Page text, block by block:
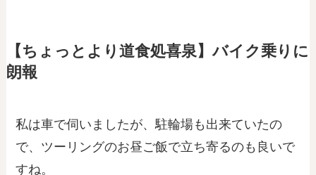
【ちょっとより道食処喜泉】バイク乗りに
朗報
私は車で伺いましたが、駐輪場も出来ていたの
で、ツーリングのお昼ご飯で立ち寄るのも良いで
すね。